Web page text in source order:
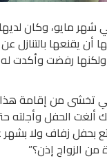
شهر مايو، وكان
أن يقنعها بالتنازل
ولكنها رفضت وأكدت له
تخشى من إقامة
ألغت الحفل وأجلته
بحفل زفاف ولا
من الزواج إذن؟”